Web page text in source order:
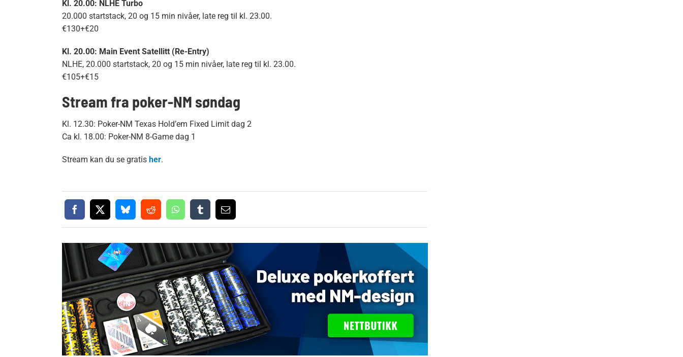
Kl. 20.00: NLHE Turbo
20.000 startstack, 20 og 15 min nivåer, late reg til kl. 23.00.
€130+€20
Kl. 20.00: Main Event Satellitt (Re-Entry)
NLHE, 20.000 startstack, 20 og 15 min nivåer, late reg til kl. 23.00.
€105+€15
Stream fra poker-NM søndag
Kl. 12.30: Poker-NM Texas Hold’em Fixed Limit dag 2
Ca kl. 18.00: Poker-NM 8-Game dag 1
Stream kan du se gratis her.